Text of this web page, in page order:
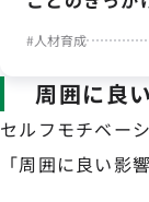
#人材育成
周囲に良
セルフモチベー
「周囲に良い影